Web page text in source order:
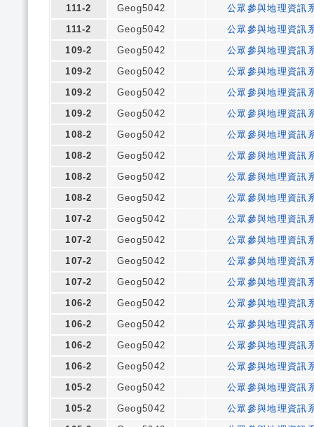
111-2
Geog5042
公眾參與地理資訊
111-2
Geog5042
公眾參與地理資訊
109-2
Geog5042
公眾參與地理資訊
109-2
Geog5042
公眾參與地理資訊
109-2
Geog5042
公眾參與地理資訊
109-2
Geog5042
公眾參與地理資訊
108-2
Geog5042
公眾參與地理資訊
108-2
Geog5042
公眾參與地理資訊
108-2
Geog5042
公眾參與地理資訊
108-2
Geog5042
公眾參與地理資訊
107-2
Geog5042
公眾參與地理資訊
107-2
Geog5042
公眾參與地理資訊
107-2
Geog5042
公眾參與地理資訊
107-2
Geog5042
公眾參與地理資訊
106-2
Geog5042
公眾參與地理資訊
106-2
Geog5042
公眾參與地理資訊
106-2
Geog5042
公眾參與地理資訊
106-2
Geog5042
公眾參與地理資訊
105-2
Geog5042
公眾參與地理資訊
105-2
Geog5042
公眾參與地理資訊